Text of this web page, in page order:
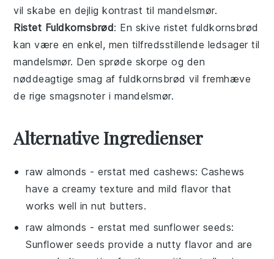
vil skabe en dejlig kontrast til mandelsmør.
Ristet Fuldkornsbrød: En skive ristet fuldkornsbrød
kan være en enkel, men tilfredsstillende ledsager til
mandelsmør. Den sprøde skorpe og den
nøddeagtige smag affuldkornsbrød vil fremhæve
de rige smagsnoter i mandelsmør.
Alternative Ingredienser
raw almonds - erstat med cashews: Cashews
have a creamy texture and mild flavor that
works well in nut butters.
raw almonds - erstat med sunflower seeds:
Sunflower seeds provide a nutty flavor and are